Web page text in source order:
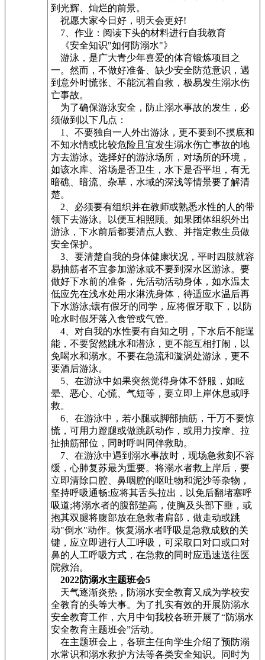
到光辉、灿烂的前景。
祝愿大家今日好，明天会更好!
7、作业：阅读下头的材料进行自我教育
《安全知识"如何防溺水"》
游泳，是广大青少年喜爱的体育锻炼项目之
一。然而，不做好准备、缺少安全防范意识，遇
到意外时慌张、不能沉着自救，极易发生溺水伤
亡事故。
为了确保游泳安全，防止溺水事故的发生，必
须做到以下几点：
1、不要独自一人外出游泳，更不要到不摸底和
不知水情或比较危险且宜发生溺水伤亡事故的地
方去游泳。选择好的游泳场所，对场所的环境，
如该水库、浴场是否卫生，水下是否平坦，有无
暗礁、暗流、杂草，水域的深浅等情景要了解清
楚。
2、必须要有组织并在教师或熟悉水性的人的带
领下去游泳。以便互相照顾。如果团体组织外出
游泳，下水前后都要清点人数、并指定救生员做
安全保护。
3、要清楚自我的身体健康状况，平时四肢就容
易抽筋者不宜参加游泳或不要到深水区游泳。要
做好下水前的准备，先活动活动身体，如水温太
低应先在浅水处用水淋洗身体，待适应水温后再
下水游泳;镶有假牙的同学，应将假牙取下，以防
呛水时假牙落入食管或气管。
4、对自我的水性要有自知之明，下水后不能逞
能，不要贸然跳水和潜泳，更不能互相打闹，以
免喝水和溺水。不要在急流和漩涡处游泳，更不
要酒后游泳。
5、在游泳中如果突然觉得身体不舒服，如眩
晕、恶心、心慌、气短等，要立即上岸休息或呼
救。
6、在游泳中，若小腿或脚部抽筋，千万不要惊
慌，可用力蹬腿或做跳跃动作，或用力按摩、拉
扯抽筋部位，同时呼叫同伴救助。
7、在游泳中遇到溺水事故时，现场急救刻不容
缓，心肺复苏最为重要。将溺水者救上岸后，要
立即清除口腔、鼻咽腔的呕吐物和泥沙等杂物，
坚持呼吸通畅;应将其舌头拉出，以免后翻堵塞呼
吸道;将溺水者的腹部垫高，使胸及头部下垂，或
抱其双腿将腹部放在急救者肩部，做走动或跳
动"倒水"动作。恢复溺水者呼吸是急救成败的关
键，应立即进行人工呼吸，可采取口对口或口对
鼻的人工呼吸方式，在急救的同时应迅速送往医
院救治。
2022防溺水主题班会5
天气逐渐炎热，防溺水安全教育又成为学校安
全教育的头等大事。为了扎实有效的开展防溺水
安全教育工作，六月中旬我校各班开展了“防溺水
安全教育主题班会”活动。
在主题班会上，各班主任向学生介绍了预防溺
水常识和溺水救护方法等各类安全知识。同时为